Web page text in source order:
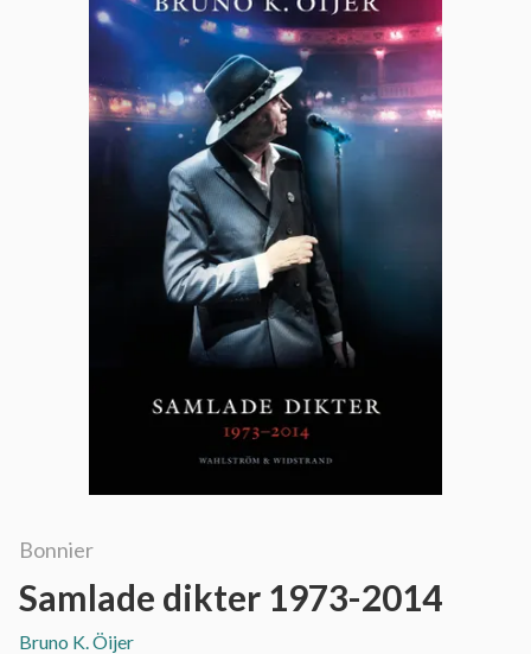
Bonnier
Samlade dikter 1973-2014
Bruno K. Öijer